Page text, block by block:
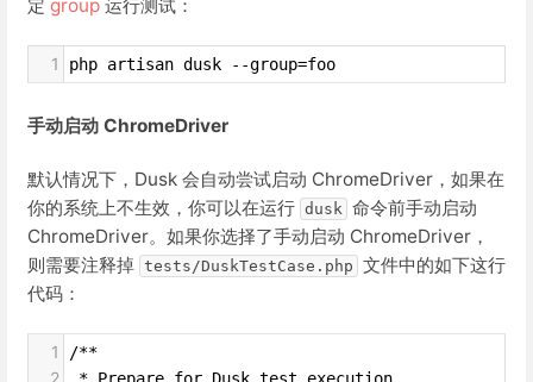
定 group 运行测试：
1 php artisan dusk --group=foo
手动启动 ChromeDriver
默认情况下，Dusk 会自动尝试启动 ChromeDriver，如果在
你的系统上不生效，你可以在运行 dusk 命令前手动启动
ChromeDriver。如果你选择了手动启动 ChromeDriver，
则需要注释掉 tests/DuskTestCase.php 文件中的如下这行
代码：
1 /**